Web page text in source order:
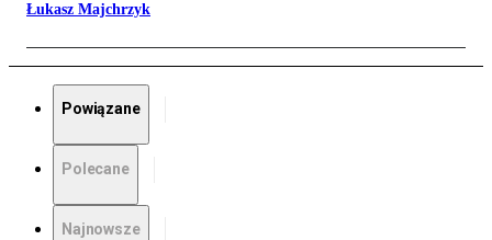
Łukasz Majchrzyk
Powiązane
Polecane
Najnowsze